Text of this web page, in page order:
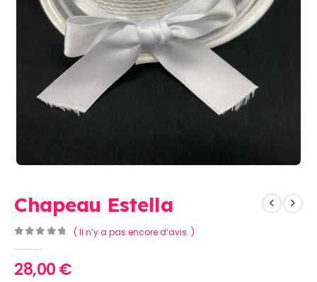
Chapeau Estella
( Il n’y a pas encore d’avis. )
28,00€